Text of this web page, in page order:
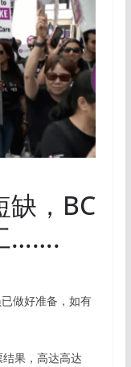
缺，BC
…….
做好准备，如有
果，高达高达